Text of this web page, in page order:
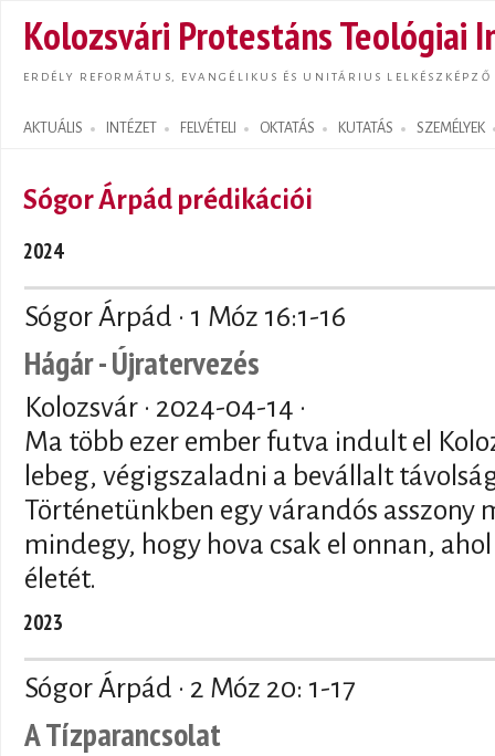
Kolozsvári Protestáns Teológiai
ERDÉLY REFORMÁTUS, EVANGÉLIKUS ÉS UNITÁRIUS LELKÉSZKÉPZŐ
AKTUÁLIS INTÉZET FELVÉTELI OKTATÁS KUTATÁS SZEMÉLYEK
Search form
Sógor Árpád prédikációi
2024
Sógor Árpád · 1 Móz 16:1-16
Hágár - Újratervezés
Kolozsvár · 2024-04-14 ·
Ma több ezer ember futva indult el
lebeg, végigszaladni a bevállalt
Történetünkben egy várandós asszony
mindegy, hogy hova csak el onnan,
életét.
2023
Sógor Árpád · 2 Móz 20: 1-17
A Tízparancsolat